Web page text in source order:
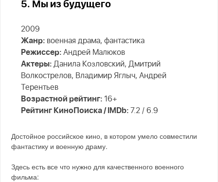
5. Мы из будущего
2009
Жанр: военная драма, фантастика
Режиссер: Андрей Малюков
Актеры: Данила Козловский, Дмитрий
Волкострелов, Владимир Яглыч, Андрей
Терентьев
Возрастной рейтинг: 16+
Рейтинг КиноПоиска / IMDb: 7.2 / 6.9
Достойное российское кино, в котором умело совместили
фантастику и военную драму.
Здесь есть все что нужно для качественного военного
фильма: